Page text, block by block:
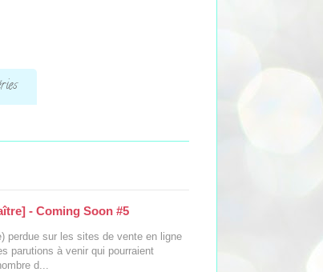
- Coming Soon #5
perdue sur les sites de vente en ligne
parutions à venir qui pourraient
d...